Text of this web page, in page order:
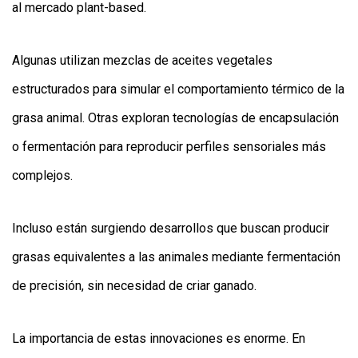
al mercado plant-based.
Algunas utilizan mezclas de aceites vegetales
estructurados para simular el comportamiento térmico de la
grasa animal. Otras exploran tecnologías de encapsulación
o fermentación para reproducir perfiles sensoriales más
complejos.
Incluso están surgiendo desarrollos que buscan producir
grasas equivalentes a las animales mediante fermentación
de precisión, sin necesidad de criar ganado.
La importancia de estas innovaciones es enorme. En